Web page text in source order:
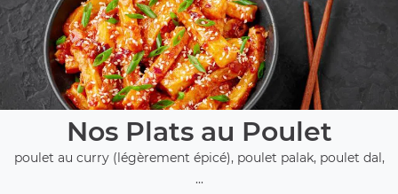
Nos Plats au Poulet
poulet au curry (légèrement épicé), poulet palak, poulet dal,
...